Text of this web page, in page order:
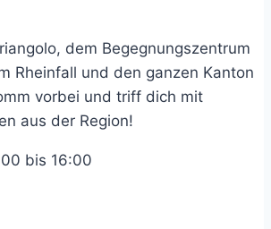
dem Begegnungszentrum
Rheinfall und den ganzen Kanton
vorbei und triff dich mit
aus der Region!
bis 16:00